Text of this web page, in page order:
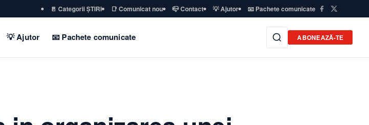
🚪 Categorii ȘTIRI 📑 Comunicat nou 📪 Contact 💡 Ajutor 📧 Pachete comunicate
💡 Ajutor 📧 Pachete comunicate ABONEAZĂ-TE